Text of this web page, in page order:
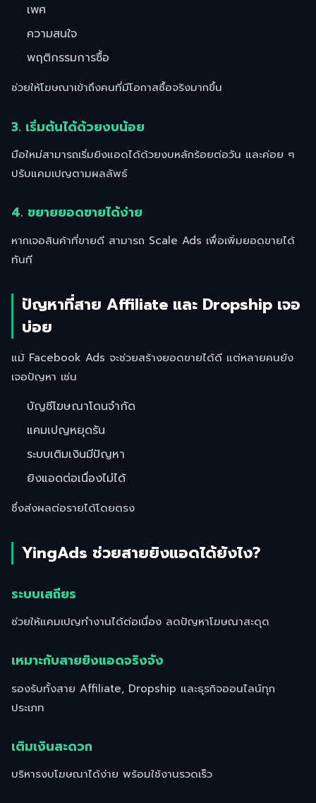
เพศ
ความสนใจ
พฤติกรรมการซื้อ
ช่วยให้โฆษณาเข้าถึงคนที่มีโอกาสซื้อจริงมากขึ้น
3. เริ่มต้นได้ด้วยงบน้อย
มือใหม่สามารถเริ่มยิงแอดได้ด้วยงบหลักร้อยต่อวัน และค่อย ๆ
ปรับแคมเปญตามผลลัพธ์
4. ขยายยอดขายได้ง่าย
หากเจอสินค้าที่ขายดี สามารถ Scale Ads เพื่อเพิ่มยอดขายได้
ทันที
ปัญหาที่สาย Affiliate และ Dropship เจอ
บ่อย
แม้ Facebook Ads จะช่วยสร้างยอดขายได้ดี แต่หลายคนยัง
เจอปัญหา เช่น
บัญชีโฆษณาโดนจำกัด
แคมเปญหยุดรัน
ระบบเติมเงินมีปัญหา
ยิงแอดต่อเนื่องไม่ได้
ซึ่งส่งผลต่อรายได้โดยตรง
YingAds ช่วยสายยิงแอดได้ยังไง?
ระบบเสถียร
ช่วยให้แคมเปญทำงานได้ต่อเนื่อง ลดปัญหาโฆษณาสะดุด
เหมาะกับสายยิงแอดจริงจัง
รองรับทั้งสาย Affiliate, Dropship และธุรกิจออนไลน์ทุก
ประเภท
เติมเงินสะดวก
บริหารงบโฆษณาได้ง่าย พร้อมใช้งานรวดเร็ว